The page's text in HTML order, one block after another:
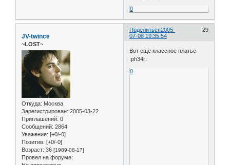
0
Поделиться 29
2005-
07-08 19:35:54
JV-twince
~LOST~
Откуда: Москва
Зарегистрирован: 2005-03-22
Приглашений: 0
Сообщений: 2864
Уважение: [+0/-0]
Позитив: [+0/-0]
Возраст: 36 [1989-08-17]
Провел на форуме:
Вот ещё классное платье
:ph34r:
0